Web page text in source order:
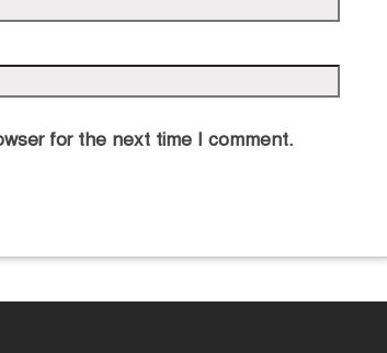
for the next time I comment.